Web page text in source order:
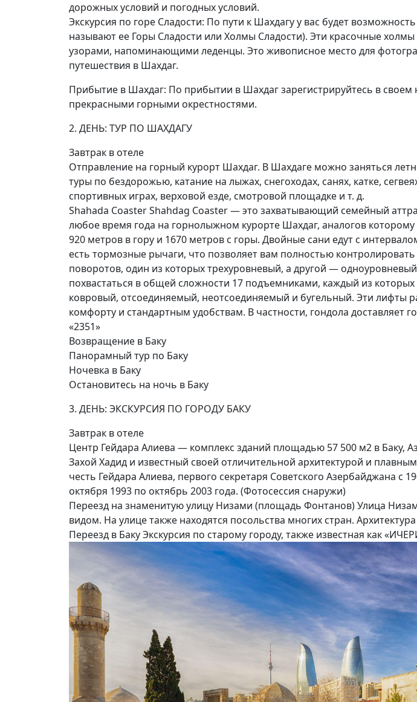
дорожных условий и погодных условий.
Экскурсия по горе Сладости: По пути к Шахдагу у вас будет
называют ее Горы Сладости или Холмы Сладости). Эти красочные
узорами, напоминающими леденцы. Это живописное место для
путешествия в Шахдаг.
Прибытие в Шахдаг: По прибытии в Шахдаг зарегистрируйтесь в
прекрасными горными окрестностями.
2. ДЕНЬ: ТУР ПО ШАХДАГУ
Завтрак в отеле
Отправление на горный курорт Шахдаг. В Шахдаге можно заняться
туры по бездорожью, катание на лыжах, снегоходах, санях, катке,
спортивных играх, верховой езде, смотровой площадке и т. д.
Shahada Coaster Shahdag Coaster — это захватывающий семейный
любое время года на горнолыжном курорте Шахдаг, аналогов
920 метров в гору и 1670 метров с горы. Двойные сани едут с
есть тормозные рычаги, что позволяет вам полностью
поворотов, один из которых трехуровневый, а другой —
похвастаться в общей сложности 17 подъемниками, каждый из
ковровый, отсоединяемый, неотсоединяемый и бугельный. Эти лифты
комфорту и стандартным удобствам. В частности, гондола
«2351»
Возвращение в Баку
Панорамный тур по Баку
Ночевка в Баку
Остановитесь на ночь в Баку
3. ДЕНЬ: ЭКСКУРСИЯ ПО ГОРОДУ БАКУ
Завтрак в отеле
Центр Гейдара Алиева — комплекс зданий площадью 57 500 м2 в Баку,
Захой Хадид и известный своей отличительной архитектурой и
честь Гейдара Алиева, первого секретаря Советского Азербайджана с
октября 1993 по октябрь 2003 года. (Фотосессия снаружи)
Переезд на знаменитую улицу Низами (площадь Фонтанов) Улица
видом. На улице также находятся посольства многих стран.
Переезд в Баку Экскурсия по старому городу, также известная как